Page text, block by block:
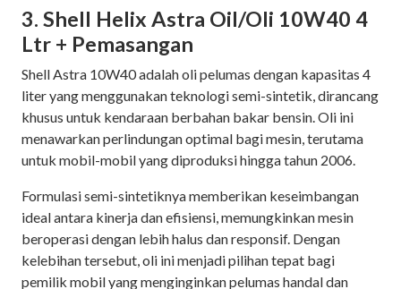
3. Shell Helix Astra Oil/Oli 10W40 4
Ltr + Pemasangan
Shell Astra 10W40 adalah oli pelumas dengan kapasitas 4
liter yang menggunakan teknologi semi-sintetik, dirancang
khusus untuk kendaraan berbahan bakar bensin. Oli ini
menawarkan perlindungan optimal bagi mesin, terutama
untuk mobil-mobil yang diproduksi hingga tahun 2006.
Formulasi semi-sintetiknya memberikan keseimbangan
ideal antara kinerja dan efisiensi, memungkinkan mesin
beroperasi dengan lebih halus dan responsif. Dengan
kelebihan tersebut, oli ini menjadi pilihan tepat bagi
pemilik mobil yang menginginkan pelumas handal dan